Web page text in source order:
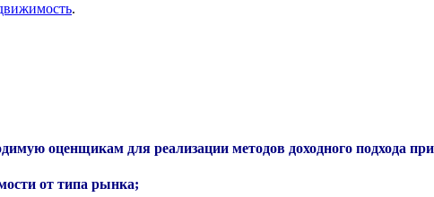
.
оценщикам для реализации методов доходного подхода
от типа рынка;